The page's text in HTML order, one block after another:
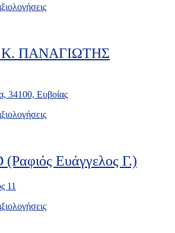
ΠΑΝΑΓΙΩΤΗΣ
34100, Ευβοίας
Ευάγγελος Γ.)
11